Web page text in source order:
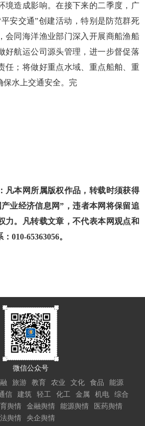
境造成影响。在接下来的二季度，广
安交通”创建活动，特别是防范群死
会同海洋渔业部门深入开展商船渔船
好航运公司源头管理，进一步督促落
任；将做好重点水域、重点船舶、重
保水上交通安全。完
本网所属版权作品，转载时须获得
业经济信息网”，违者本网将保留追
力。凡转载文章，不代表本网观点和
010-65363056。
微信公众号
旅游 教育 农业 文化 食品
能源
信 建筑 轻工 化工 金属 机电
综合
舆情 金融舆情 能源舆情
医药舆情
舆情 央企舆情